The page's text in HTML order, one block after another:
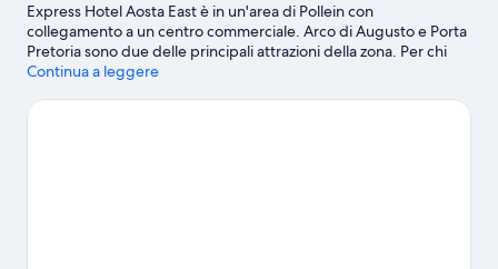
Express Hotel Aosta East è in un'area di Pollein con
collegamento a un centro commerciale. Arco di Augusto e Porta
Pretoria sono due delle principali attrazioni della zona. Per chi
ama le attività, Terme di Saint-Vincent e Skyway Monte Bianco
Castello di Fénis sono altri due luoghi da visitare consigliati.
Continua a leggere